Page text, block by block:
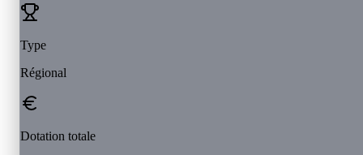
Type
Régional
Dotation totale